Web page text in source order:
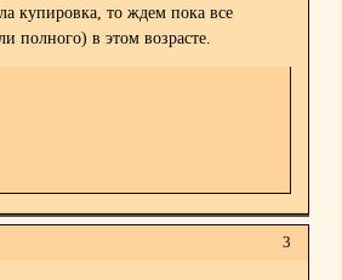
купировка, то ждем пока все
в этом возрасте.
3